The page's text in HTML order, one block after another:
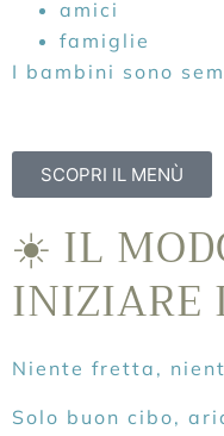
amici
famiglie
I bambini sono
SCOPRI IL MENÙ
☀️ IL
INIZIARE
Niente fretta,
Solo buon cibo,